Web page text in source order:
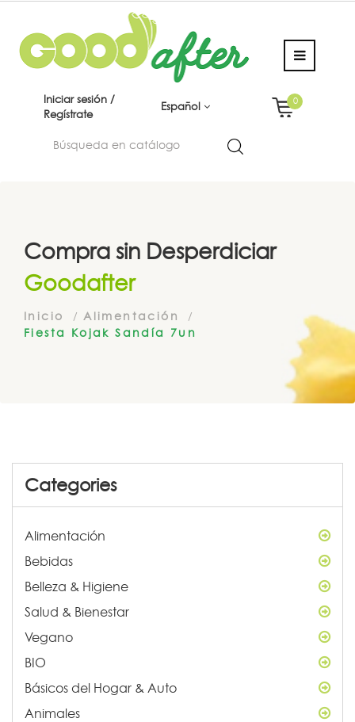
Iniciar sesión /
Regístrate
Español
0
Compra sin Desperdiciar
Goodafter
Inicio
Alimentación
Fiesta Kojak Sandía 7un
Categories
Alimentación
Bebidas
Belleza & Higiene
Salud & Bienestar
Vegano
BIO
Básicos del Hogar & Auto
Animales